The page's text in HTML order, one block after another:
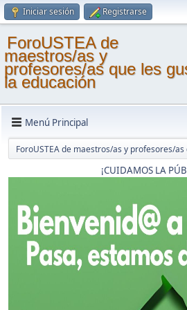
Iniciar sesión Registrarse
ForoUSTEA de
maestros/as y
profesores/as que les
la educación
Menú Principal
ForoUSTEA de maestros/as y profesores/
¡CUIDAMOS LA